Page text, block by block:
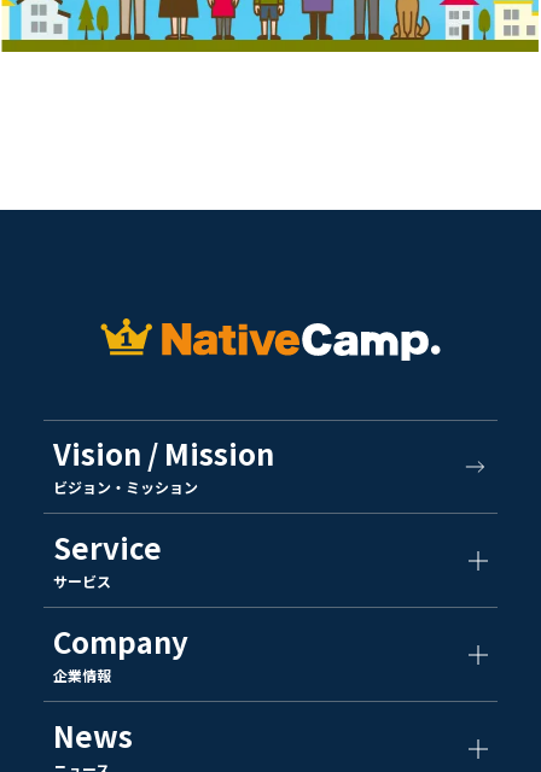
Vision / Mission
ビジョン・ミッション
Service
サービス
Company
企業情報
News